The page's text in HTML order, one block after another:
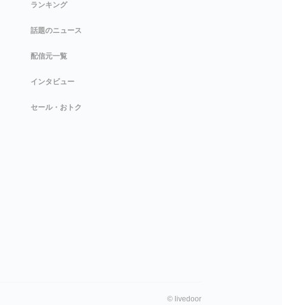
ランキング
話題のニュース
配信元一覧
インタビュー
セール・おトク
© livedoor